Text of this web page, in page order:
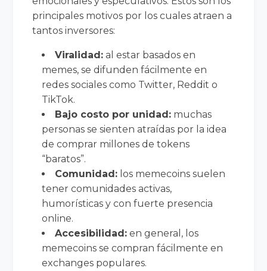
principales motivos por los cuales atraen a
tantos inversores:
Viralidad: al estar basados en
memes, se difunden fácilmente en
redes sociales como Twitter, Reddit o
TikTok.
Bajo costo por unidad: muchas
personas se sienten atraídas por la idea
de comprar millones de tokens
“baratos”.
Comunidad: los memecoins suelen
tener comunidades activas,
humorísticas y con fuerte presencia
online.
Accesibilidad: en general, los
memecoins se compran fácilmente en
exchanges populares.